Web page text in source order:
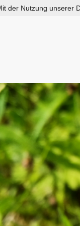
der Nutzung unserer